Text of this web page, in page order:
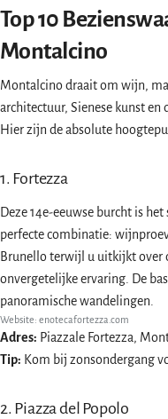
Top 10
Montalcino
Montalcino draait om wijn,
architectuur, Sienese kunst en
Hier zijn de absolute
1. Fortezza
Deze 14e-eeuwse burcht is
perfecte combinatie:
Brunello terwijl u uitkijkt over
onvergetelijke ervaring. De
panoramische wandelingen.
Website: enotecafortezza.com
Adres: Piazzale Fortezza,
Tip: Kom bij zonsondergang
2. Piazza del Popolo